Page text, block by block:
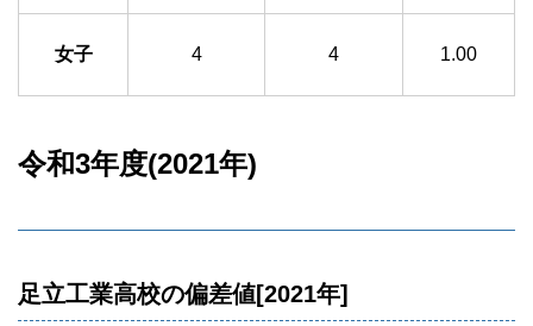
女子 4 4 1.00
令和3年度(2021年)
足立工業高校の偏差値[2021年]